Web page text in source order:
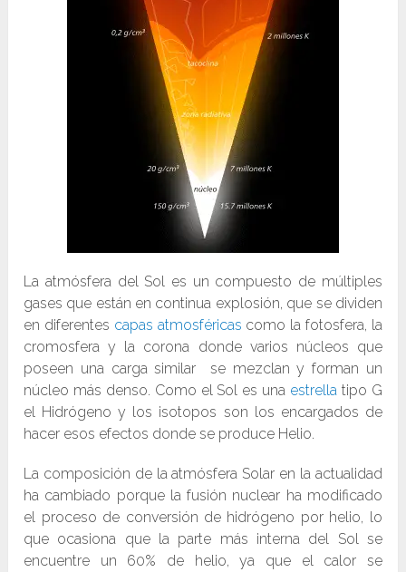
La atmósfera del Sol es un compuesto de múltiples
gases que están en continua explosión, que se dividen
en diferentes capas atmosféricas como la fotosfera, la
cromosfera y la corona donde varios núcleos que
poseen una carga similar se mezclan y forman un
núcleo más denso. Como el Sol es una estrella tipo G
el Hidrógeno y los isotopos son los encargados de
hacer esos efectos donde se produce Helio.
La composición de la atmósfera Solar en la actualidad
ha cambiado porque la fusión nuclear ha modificado
el proceso de conversión de hidrógeno por helio, lo
que ocasiona que la parte más interna del Sol se
encuentre un 60% de helio, ya que el calor se